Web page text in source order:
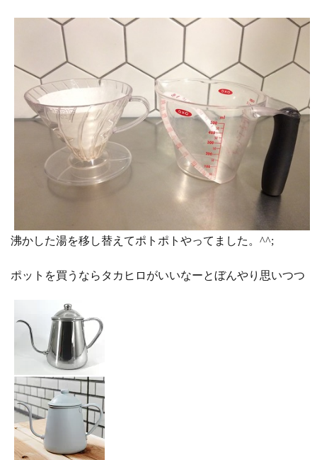
沸かした湯を移し替えてポトポトやってました。^^;
ポットを買うならタカヒロがいいなーとぼんやり思いつつ